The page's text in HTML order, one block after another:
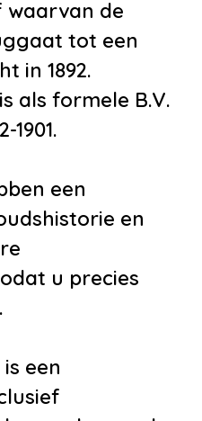
de
tot een
in 1892.
als formele B.V.
1901.
een
en
u precies
een